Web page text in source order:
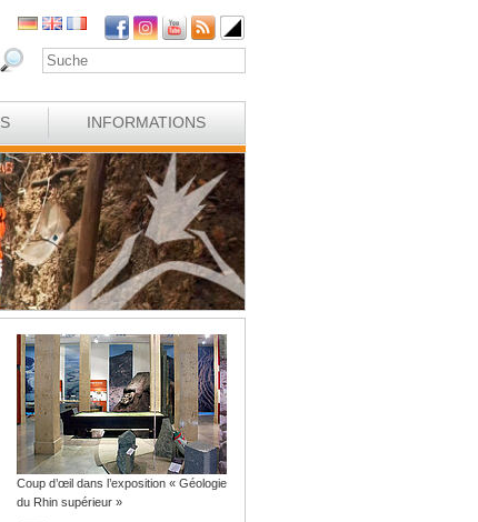
INFORMATIONS
Coup d’œil dans l’exposition « Géologie
du Rhin supérieur »